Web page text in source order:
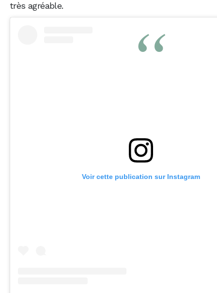
très agréable.
Voir cette publication sur Instagram